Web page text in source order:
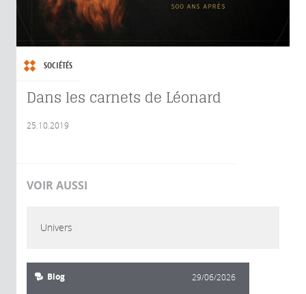
SOCIÉTÉS
Dans les carnets de Léonard
25.10.2019
VOIR AUSSI
Univers
Blog 29/06/2026